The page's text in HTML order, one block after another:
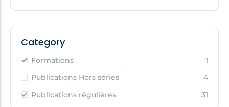
Category
Formations
1
Publications Hors séries
4
Publications régulières
31